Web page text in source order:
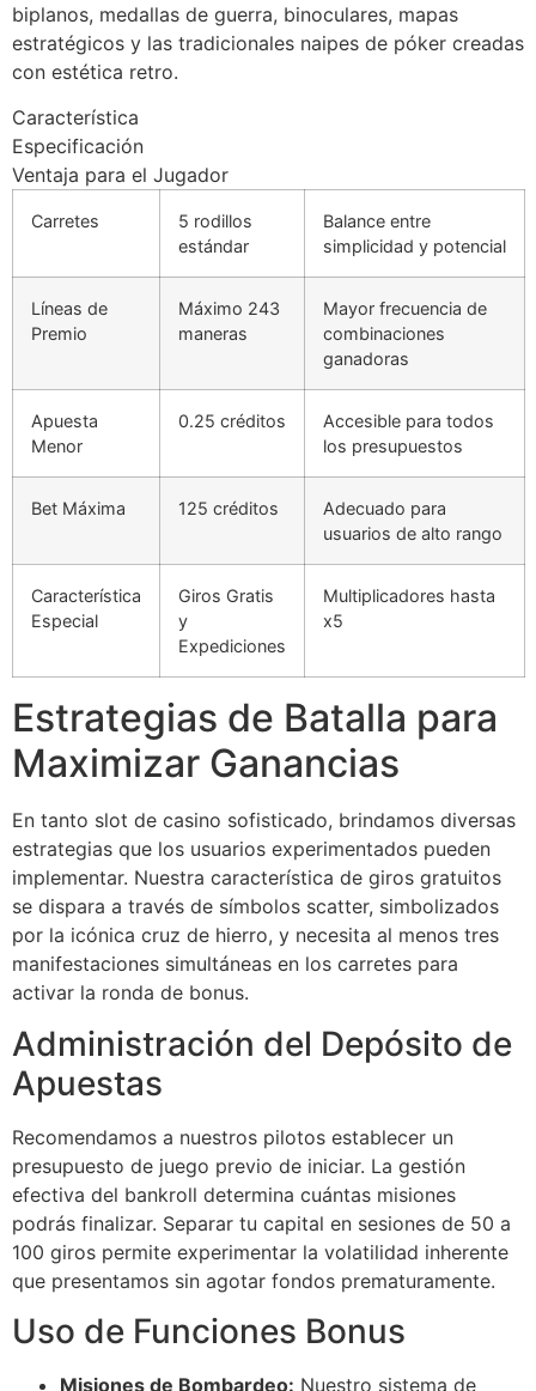
panel
Panel
oku
Panel
Panel
panel
Oku
panel
panel
panel
Hacklink
satın al
panel
panel
panel
biplanos, medallas de guerra, binoculares, mapas
estratégicos y las tradicionales naipes de póker creadas
con estética retro.
Característica
Especificación
Ventaja para el Jugador
Carretes
5 rodillos
estándar
Balance entre
simplicidad y potencial
Líneas de
Premio
Máximo 243
maneras
Mayor frecuencia de
combinaciones
ganadoras
Apuesta
Menor
0.25 créditos
Accesible para todos
los presupuestos
Bet Máxima 125 créditos
Adecuado para
usuarios de alto rango
Característica
Especial
Giros Gratis
y
Expediciones
Multiplicadores hasta
x5
Estrategias de Batalla para
Maximizar Ganancias
En tanto slot de casino sofisticado, brindamos diversas
estrategias que los usuarios experimentados pueden
implementar. Nuestra característica de giros gratuitos
se dispara a través de símbolos scatter, simbolizados
por la icónica cruz de hierro, y necesita al menos tres
manifestaciones simultáneas en los carretes para
activar la ronda de bonus.
Administración del Depósito de
Apuestas
Recomendamos a nuestros pilotos establecer un
presupuesto de juego previo de iniciar. La gestión
efectiva del bankroll determina cuántas misiones
podrás finalizar. Separar tu capital en sesiones de 50 a
100 giros permite experimentar la volatilidad inherente
que presentamos sin agotar fondos prematuramente.
Uso de Funciones Bonus
Misiones de Bombardeo: Nuestro sistema de